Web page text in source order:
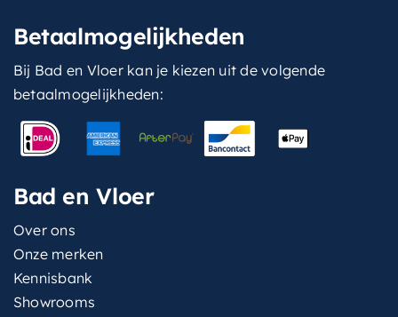
Betaalmogelijkheden
Bij Bad en Vloer kan je kiezen uit de volgende
betaalmogelijkheden:
Bad en Vloer
Over ons
Onze merken
Kennisbank
Showrooms